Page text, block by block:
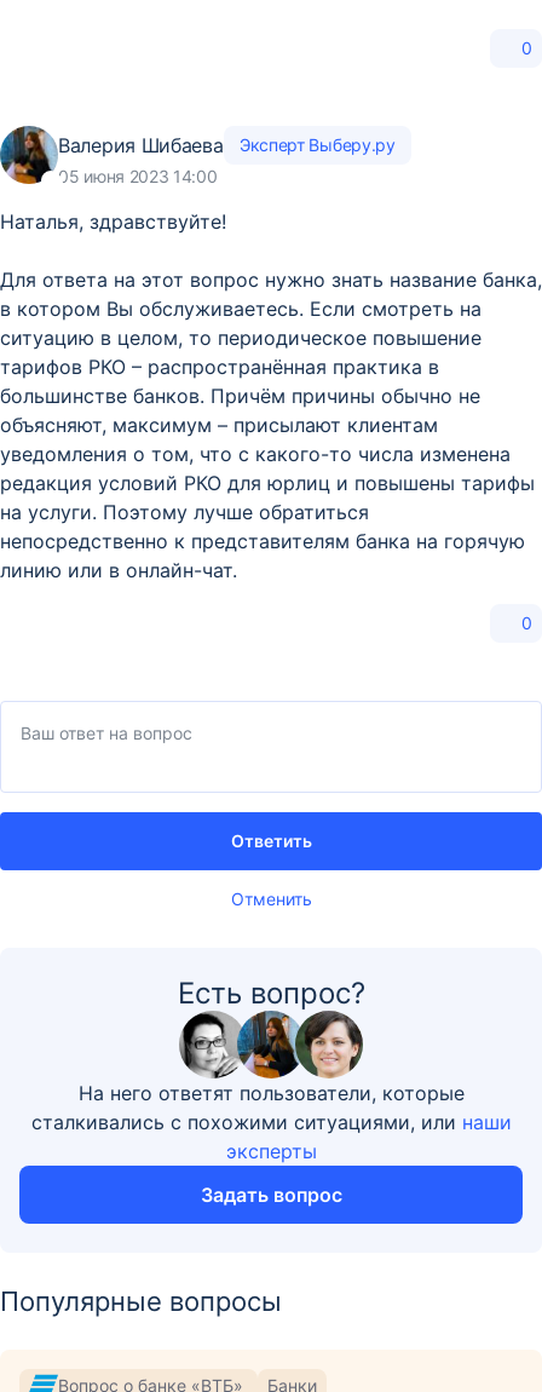
0
Валерия Шибаева
Эксперт Выберу.ру
05 июня 2023 14:00
Наталья, здравствуйте!
Для ответа на этот вопрос нужно знать название банка,
в котором Вы обслуживаетесь. Если смотреть на
ситуацию в целом, то периодическое повышение
тарифов РКО – распространённая практика в
большинстве банков. Причём причины обычно не
объясняют, максимум – присылают клиентам
уведомления о том, что с какого-то числа изменена
редакция условий РКО для юрлиц и повышены тарифы
на услуги. Поэтому лучше обратиться
непосредственно к представителям банка на горячую
линию или в онлайн-чат.
0
Отменить
Ответить
Есть вопрос?
На него ответят пользователи, которые
сталкивались с похожими ситуациями, или наши
эксперты
Задать вопрос
Популярные вопросы
Вопрос о банке «ВТБ» Банки